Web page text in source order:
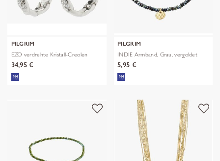
PILGRIM
EZO verdrehte Kristall-Creolen
34,95 €
PILGRIM
INDIE Armband, Grau, vergoldet
5,95 €